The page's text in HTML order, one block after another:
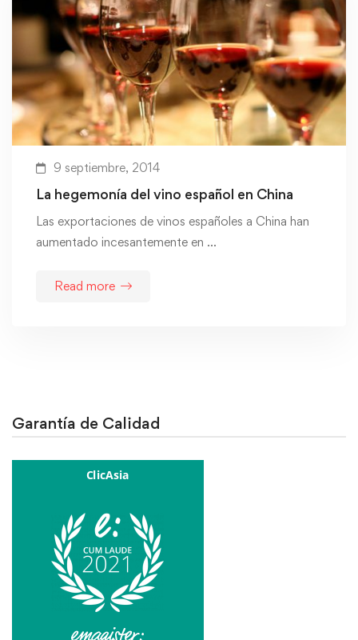
9 septiembre, 2014
La hegemonía del vino español en China
Las exportaciones de vinos españoles a China han
aumentado incesantemente en …
Read more
Garantía de Calidad